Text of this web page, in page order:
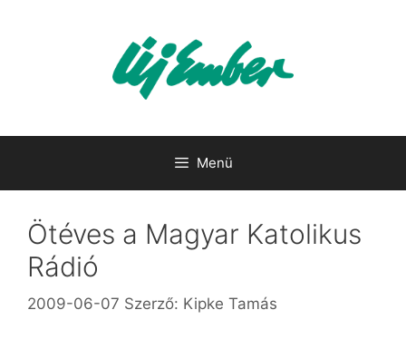
Menü
Ötéves a Magyar Katolikus
Rádió
2009-06-07 Szerző: Kipke Tamás